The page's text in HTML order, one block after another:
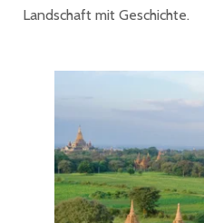
Landschaft mit Geschichte.